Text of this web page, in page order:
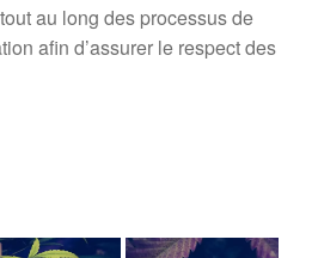
au long des processus de
afin d’assurer le respect des